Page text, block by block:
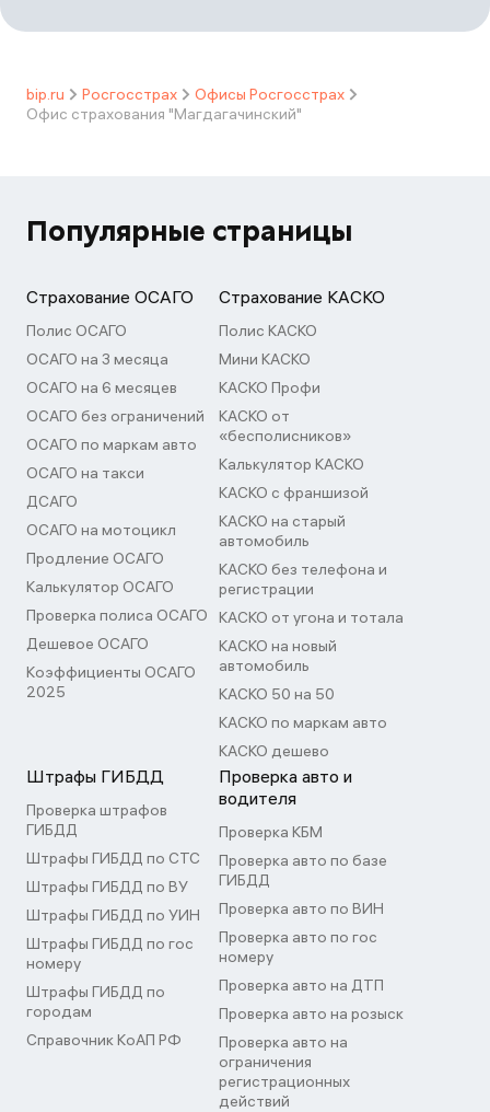
bip.ru Росгосстрах
Офисы Росгосстрах
Офис страхования "Магдагачинский"
Популярные страницы
Страхование ОСАГО
Полис ОСАГО
ОСАГО на 3 месяца
ОСАГО на 6 месяцев
ОСАГО без ограничений
ОСАГО по маркам авто
ОСАГО на такси
ДСАГО
ОСАГО на мотоцикл
Продление ОСАГО
Калькулятор ОСАГО
Проверка полиса ОСАГО
Дешевое ОСАГО
Коэффициенты ОСАГО
2025
Страхование КАСКО
Полис КАСКО
Мини КАСКО
КАСКО Профи
КАСКО от
«бесполисников»
Калькулятор КАСКО
КАСКО с франшизой
КАСКО на старый
автомобиль
КАСКО без телефона и
регистрации
КАСКО от угона и тотала
КАСКО на новый
автомобиль
КАСКО 50 на 50
КАСКО по маркам авто
КАСКО дешево
Штрафы ГИБДД
Проверка штрафов
ГИБДД
Штрафы ГИБДД по СТС
Штрафы ГИБДД по ВУ
Штрафы ГИБДД по УИН
Штрафы ГИБДД по гос
номеру
Штрафы ГИБДД по
городам
Справочник КоАП РФ
Проверка авто и
водителя
Проверка КБМ
Проверка авто по базе
ГИБДД
Проверка авто по ВИН
Проверка авто по гос
номеру
Проверка авто на ДТП
Проверка авто на розыск
Проверка авто на
ограничения
регистрационных
действий